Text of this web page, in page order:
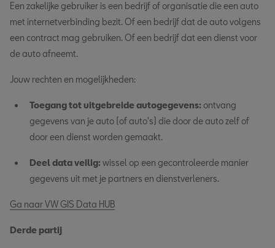
Een zakelijke gebruiker is een bedrijf of organisatie die een auto
met internetverbinding bezit. Of een bedrijf dat de auto volgens
een contract mag gebruiken. Of een bedrijf dat een dienst voor
de auto afneemt.
Jouw rechten en mogelijkheden:
Toegang tot uitgebreide autogegevens: ontvang
gegevens van je auto (of auto's) die door de auto zelf of
door een dienst worden gemaakt.
Deel data veilig: wissel op een gecontroleerde manier
gegevens uit met je partners en dienstverleners.
Ga naar VW GIS Data HUB
Derde partij